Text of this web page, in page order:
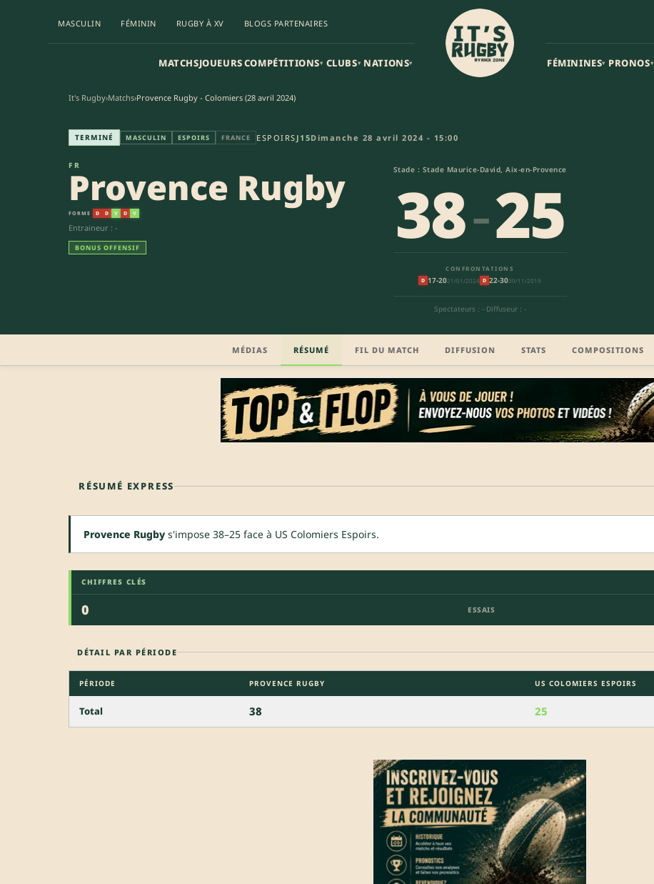
MASCULIN FÉMININ RUGBY À XV BLOGS PARTENAIRES
MATCHSJOUEURSCOMPÉTITIONS▾ CLUBS▾ NATIONS▾ FÉMININES▾ PRONOS▾
It's Rugby›Matchs›Provence Rugby - Colomiers (28 avril 2024)
Provence Rugby - US Colomiers Espoirs (38-25) | Espoirs
TERMINÉ MASCULIN ESPOIRS FRANCE ESPOIRS J15Dimanche 28 avril 2024 - 15:00
FR
Provence Rugby
FORME D D V D V
Entraineur : -
BONUS OFFENSIF
Stade : Stade Maurice-David, Aix-en-Provence
38-25
CONFRONTATIONS
D 17-2021/01/2024 D 22-3030/11/2019
Spectateurs : -·Diffuseur : -
MÉDIAS RÉSUMÉ FIL DU MATCH DIFFUSION STATS COMPOSITIONS
RÉSUMÉ EXPRESS
Provence Rugby s'impose 38–25 face à US Colomiers Espoirs.
CHIFFRES CLÉS
0 ESSAIS
DÉTAIL PAR PÉRIODE
PÉRIODE PROVENCE RUGBY US COLOMIERS ESPOIRS
Total 38 25